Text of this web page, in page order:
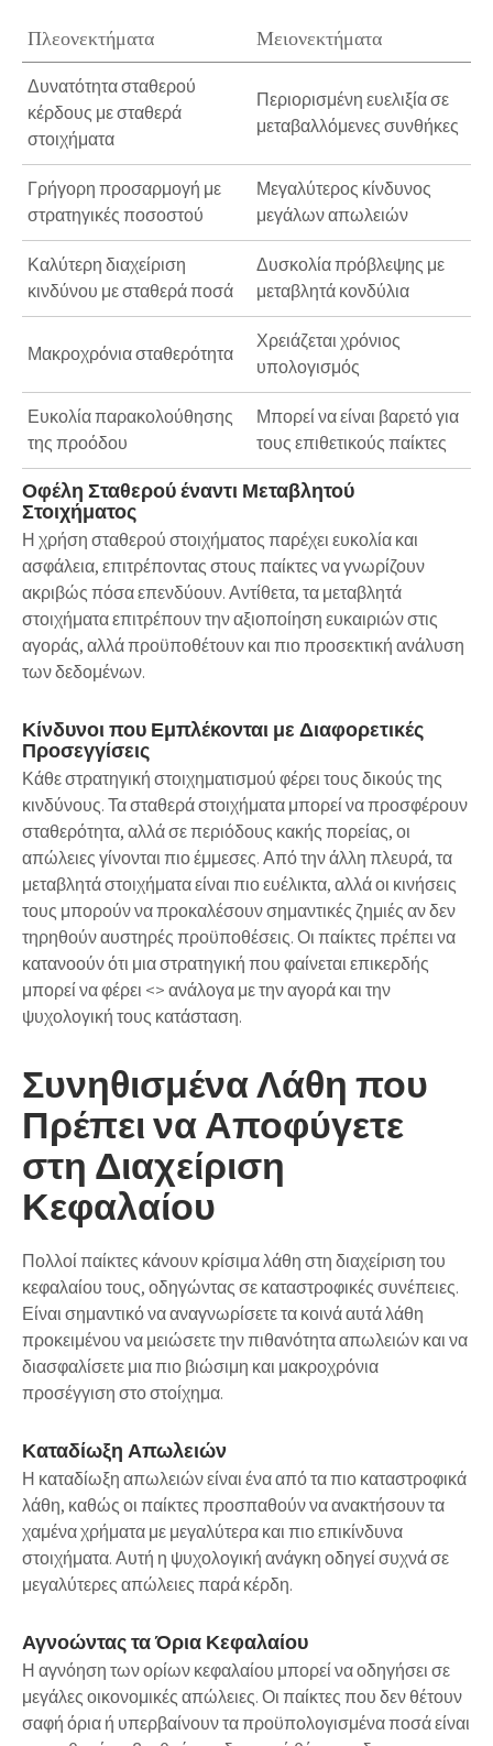
Πλεονεκτήματα Μειονεκτήματα
Δυνατότητα σταθερού
κέρδους με σταθερά
στοιχήματα
Περιορισμένη ευελιξία σε
μεταβαλλόμενες συνθήκες
Γρήγορη προσαρμογή με
στρατηγικές ποσοστού
Μεγαλύτερος κίνδυνος
μεγάλων απωλειών
Καλύτερη διαχείριση
κινδύνου με σταθερά ποσά
Δυσκολία πρόβλεψης με
μεταβλητά κονδύλια
Μακροχρόνια σταθερότητα
Χρειάζεται χρόνιος
υπολογισμός
Ευκολία παρακολούθησης
της προόδου
Μπορεί να είναι βαρετό για
τους επιθετικούς παίκτες
Οφέλη Σταθερού έναντι Μεταβλητού
Στοιχήματος
Η χρήση σταθερού στοιχήματος παρέχειευκολίακαι
ασφάλεια, επιτρέποντας στους παίκτες να γνωρίζουν
ακριβώς πόσα επενδύουν. Αντίθετα, τα μεταβλητά
στοιχήματα επιτρέπουν την αξιοποίηση ευκαιριών στις
αγοράς, αλλά προϋποθέτουν και πιο προσεκτική ανάλυση
των δεδομένων.
Κίνδυνοι που Εμπλέκονται με Διαφορετικές
Προσεγγίσεις
Κάθε στρατηγική στοιχηματισμού φέρει τους δικούς της
κινδύνους. Τα σταθερά στοιχήματα μπορεί να προσφέρουν
σταθερότητα, αλλά σε περιόδους κακής πορείας, οι
απώλειες γίνονται πιο έμμεσες. Από την άλλη πλευρά, τα
μεταβλητά στοιχήματα είναι πιο ευέλικτα, αλλά οι κινήσεις
τους μπορούν να προκαλέσουνσημαντικές ζημιέςαν δεν
τηρηθούν αυστηρές προϋποθέσεις. Οι παίκτες πρέπει να
κατανοούν ότι μια στρατηγική που φαίνεται επικερδής
μπορεί να φέρει <> ανάλογα με την αγορά και την
ψυχολογική τους κατάσταση.
Συνηθισμένα Λάθη που
Πρέπει να Αποφύγετε
στη Διαχείριση
Κεφαλαίου
Πολλοί παίκτες κάνουν κρίσιμα λάθη στη διαχείριση του
κεφαλαίου τους, οδηγώντας σε καταστροφικές συνέπειες.
Είναι σημαντικό να αναγνωρίσετε τα κοινά αυτά λάθη
προκειμένου να μειώσετε την πιθανότητα απωλειών και να
διασφαλίσετε μια πιο βιώσιμη και μακροχρόνια
προσέγγιση στο στοίχημα.
Καταδίωξη Απωλειών
Η καταδίωξη απωλειώνείναι ένα από τα πιο καταστροφικά
λάθη, καθώς οι παίκτες προσπαθούν να ανακτήσουν τα
χαμένα χρήματα με μεγαλύτερα και πιο επικίνδυνα
στοιχήματα. Αυτή η ψυχολογική ανάγκη οδηγεί συχνά σε
μεγαλύτερες απώλειες παρά κέρδη.
Αγνοώντας τα Όρια Κεφαλαίου
Ηαγνόηση των ορίων κεφαλαίου μπορεί να οδηγήσει σε
μεγάλες οικονομικές απώλειες. Οι παίκτες που δεν θέτουν
σαφή όρια ή υπερβαίνουν τα προϋπολογισμένα ποσά είναι